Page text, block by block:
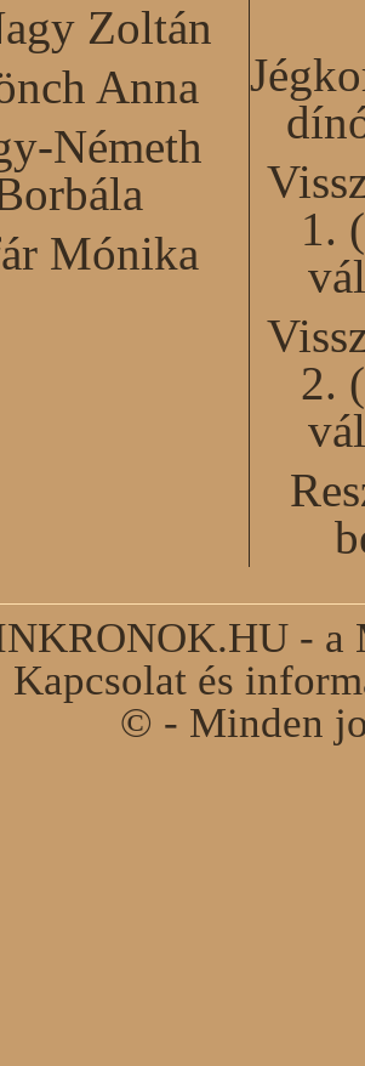
Zoltán
Anna
Németh
Mónika
1.
2.
- a
Kapcsolat és
© - Minden